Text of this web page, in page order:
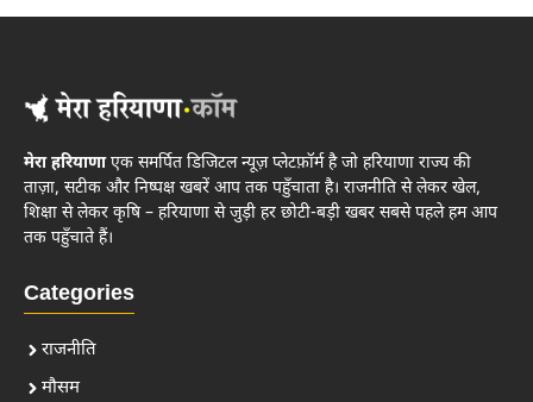
मेरा हरियाणाएक समर्पित डिजिटल न्यूज़ प्लेटफ़ॉर्म है जो हरियाणा राज्य की
ताज़ा, सटीक और निष्पक्ष खबरें आप तक पहुँचाता है। राजनीति से लेकर खेल,
शिक्षा से लेकर कृषि – हरियाणा से जुड़ी हर छोटी-बड़ी खबर सबसे पहले हम आप
तक पहुँचाते हैं।
Categories
राजनीति
मौसम